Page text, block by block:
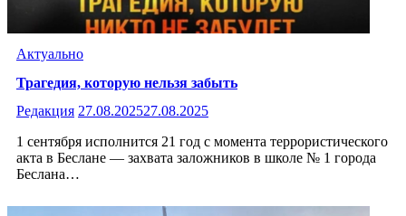
Актуально
Трагедия, которую нельзя забыть
Редакция 27.08.202527.08.2025
1 сентября исполнится 21 год с момента террористического
акта в Беслане — захвата заложников в школе № 1 города
Беслана…